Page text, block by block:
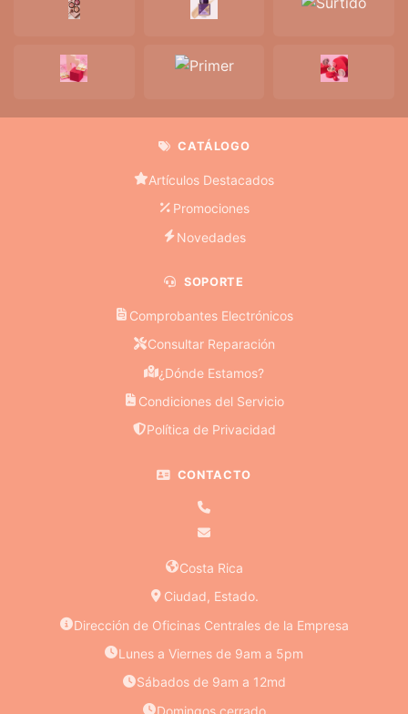
CATÁLOGO
Artículos Destacados
Promociones
Novedades
SOPORTE
Comprobantes Electrónicos
Consultar Reparación
¿Dónde Estamos?
Condiciones del Servicio
Política de Privacidad
CONTACTO
Costa Rica
Ciudad, Estado.
Dirección de Oficinas Centrales de la Empresa
Lunes a Viernes de 9am a 5pm
Sábados de 9am a 12md
Domingos cerrado